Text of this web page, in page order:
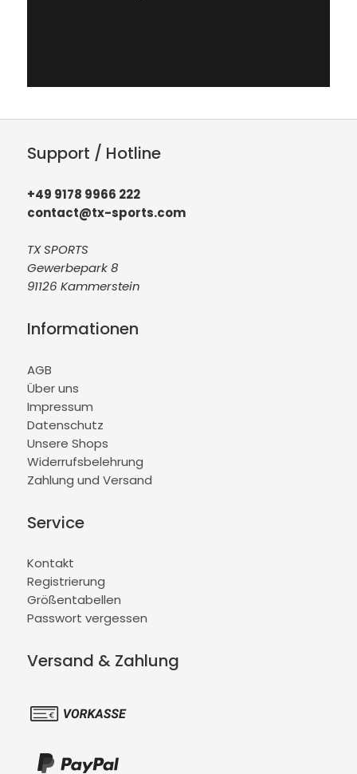
Support / Hotline
+49 9178 9966 222
contact@tx-sports.com
TX SPORTS
Gewerbepark 8
91126 Kammerstein
Informationen
AGB
Über uns
Impressum
Datenschutz
Unsere Shops
Widerrufsbelehrung
Zahlung und Versand
Service
Kontakt
Registrierung
Größentabellen
Passwort vergessen
Versand & Zahlung